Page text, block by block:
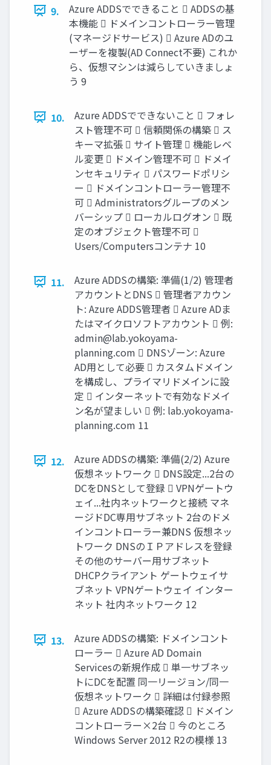
9.
Azure ADDSでできること  ADDSの基
本機能  ドメインコントローラー管理
(マネージドサービス)  Azure ADのユ
ーザーを複製(AD Connect不要) これか
ら、仮想マシンは減らしていきましょ
う 9
10.
Azure ADDSでできないこと  フォレ
スト管理不可  信頼関係の構築  ス
キーマ拡張  サイト管理  機能レベ
ル変更  ドメイン管理不可  ドメイ
ンセキュリティ  パスワードポリシ
ー  ドメインコントローラー管理不
可  Administratorsグループのメン
バーシップ  ローカルログオン  既
定のオブジェクト管理不可 
Users/Computersコンテナ 10
11.
Azure ADDSの構築: 準備(1/2) 管理者
アカウントとDNS  管理者アカウン
ト: Azure ADDS管理者  Azure ADま
たはマイクロソフトアカウント  例:
admin@lab.yokoyama-
planning.com  DNSゾーン: Azure
AD用として必要  カスタムドメイン
を構成し、プライマリドメインに設
定  インターネットで有効なドメイ
ン名が望ましい  例: lab.yokoyama-
planning.com 11
12.
Azure ADDSの構築: 準備(2/2) Azure
仮想ネットワーク  DNS設定...2台の
DCをDNSとして登録  VPNゲートウ
ェイ...社内ネットワークと接続 マネ
ージドDC専用サブネット 2台のドメ
インコントローラー兼DNS 仮想ネッ
トワーク DNSのＩＰアドレスを登録
その他のサーバー用サブネット
DHCPクライアント ゲートウェイサ
ブネット VPNゲートウェイ インター
ネット 社内ネットワーク 12
13.
Azure ADDSの構築: ドメインコント
ローラー  Azure AD Domain
Servicesの新規作成  単一サブネッ
トにDCを配置 同一リージョン/同一
仮想ネットワーク  詳細は付録参照
 Azure ADDSの構築確認  ドメイン
コントローラー×2台  今のところ
Windows Server 2012 R2の模様 13